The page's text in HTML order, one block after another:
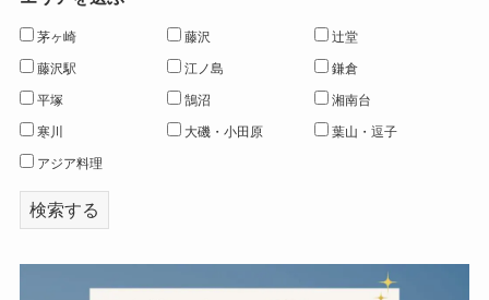
茅ヶ崎 藤沢 辻堂
藤沢駅 江ノ島 鎌倉
平塚 鵠沼 湘南台
寒川 大磯・小田原 葉山・逗子
アジア料理